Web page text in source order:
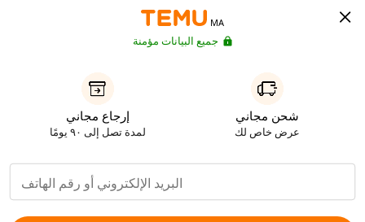
MA
جميع البيانات مؤمنة
شحن مجاني
عرض خاص لك
إرجاع مجاني
لمدة تصل إلى ٩٠ يومًا